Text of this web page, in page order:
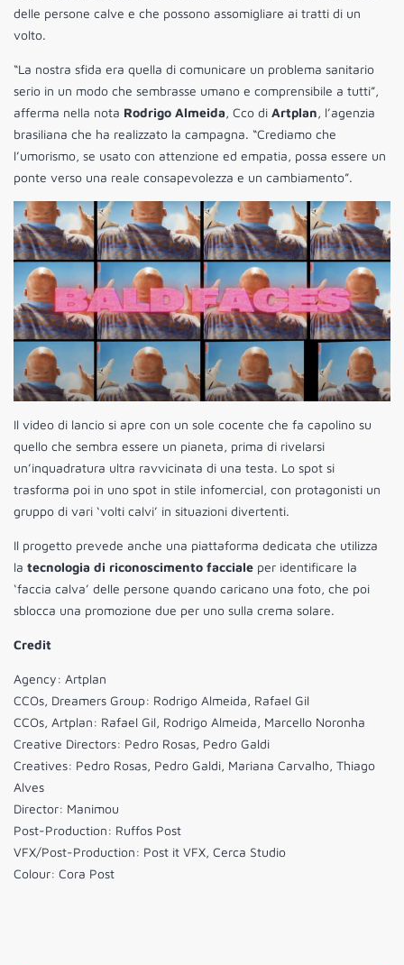
delle persone calve e che possono assomigliare ai tratti di un
volto.
“La nostra sfida era quella di comunicare un problema sanitario
serio in un modo che sembrasse umano e comprensibile a tutti”,
afferma nella nota Rodrigo Almeida, Cco di Artplan, l’agenzia
brasiliana che ha realizzato la campagna. “Crediamo che
l’umorismo, se usato con attenzione ed empatia, possa essere un
ponte verso una reale consapevolezza e un cambiamento”.
Il video di lancio si apre con un sole cocente che fa capolino su
quello che sembra essere un pianeta, prima di rivelarsi
un’inquadratura ultra ravvicinata di una testa. Lo spot si
trasforma poi in uno spot in stile infomercial, con protagonisti un
gruppo di vari ‘volti calvi’ in situazioni divertenti.
Il progetto prevede anche una piattaforma dedicata che utilizza
la tecnologia di riconoscimento facciale per identificare la
‘faccia calva’ delle persone quando caricano una foto, che poi
sblocca una promozione due per uno sulla crema solare.
Credit
Agency: Artplan
CCOs, Dreamers Group: Rodrigo Almeida, Rafael Gil
CCOs, Artplan: Rafael Gil, Rodrigo Almeida, Marcello Noronha
Creative Directors: Pedro Rosas, Pedro Galdi
Creatives: Pedro Rosas, Pedro Galdi, Mariana Carvalho, Thiago
Alves
Director: Manimou
Post-Production: Ruffos Post
VFX/Post-Production: Post it VFX, Cerca Studio
Colour: Cora Post